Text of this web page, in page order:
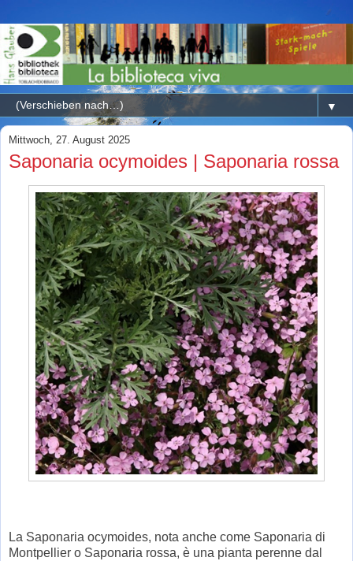
▼
Mittwoch, 27. August 2025
Saponaria ocymoides | Saponaria rossa
La Saponaria ocymoides, nota anche come Saponaria di
Montpellier o Saponaria rossa, è una pianta perenne dal